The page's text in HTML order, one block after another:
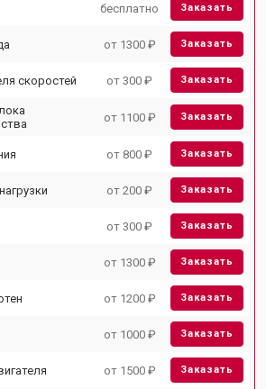
бесплатно Заказать
от 1300 ₽ Заказать
скоростей от 300 ₽ Заказать
от 1100 ₽ Заказать
от 800 ₽ Заказать
от 200 ₽ Заказать
от 300 ₽ Заказать
от 1300 ₽ Заказать
от 1200 ₽ Заказать
от 1000 ₽ Заказать
от 1500 ₽ Заказать